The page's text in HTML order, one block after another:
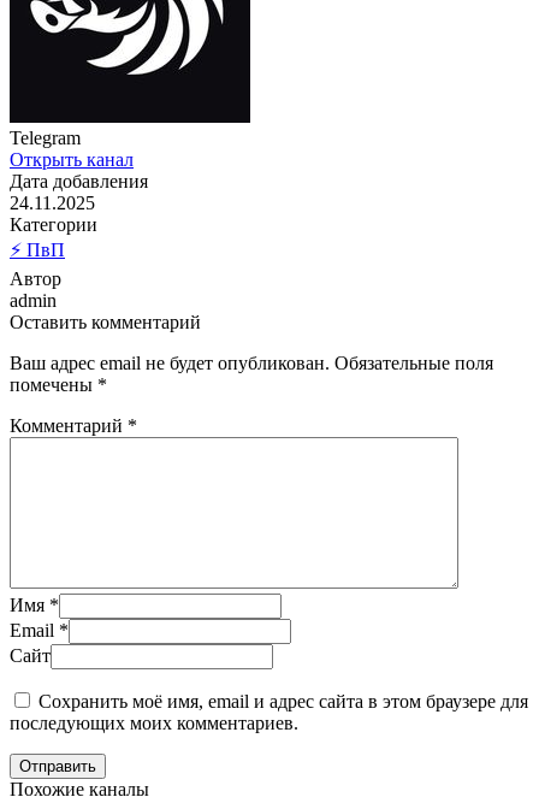
Telegram
Открыть канал
Дата добавления
24.11.2025
Категории
⚡ ПвП
Автор
admin
Оставить комментарий
Ваш адрес email не будет опубликован. Обязательные поля
помечены *
Комментарий *
Имя *
Email *
Сайт
Сохранить моё имя, email и адрес сайта в этом браузере для
последующих моих комментариев.
Отправить
Похожие каналы